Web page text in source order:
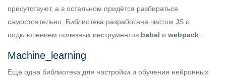
присутствуют, а в остальном придётся разбираться
самостоятельно. Библиотека разработана чистом JS с
подключением полезных инструментов babel и webpack
Machine_learning
Ещё одна библиотека для настройки и обучения нейронных